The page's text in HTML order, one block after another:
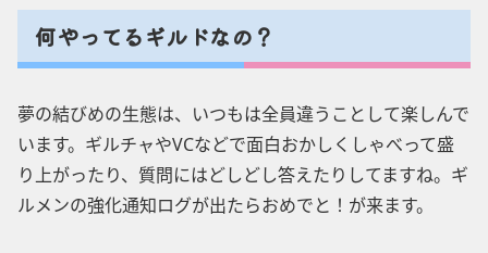
何やってるギルドなの？
夢の結びめの生態は、いつもは全員違うことして楽しんで
います。ギルチャやVCなどで面白おかしくしゃべって盛
り上がったり、質問にはどしどし答えたりしてますね。ギ
ルメンの強化通知ログが出たらおめでと！が来ます。